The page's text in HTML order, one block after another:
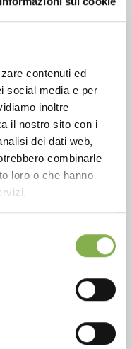
contenuti ed
social media e per
inoltre
il nostro sito con i
dei dati web,
combinarle
loro o che hanno